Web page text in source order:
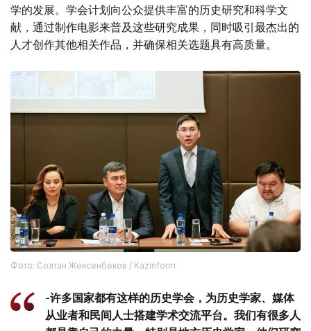
学的发展。学会计划向公众提供丰富的历史研究和科学文
献，通过制作电影来普及这些研究成果，同时吸引最杰出的
人才创作其他相关作品，并确保相关选题具有高质量。
Фото: Солтан Жексенбеков / Kazinform
-许多国家都有这样的历史学会，为历史学家、媒体
从业者和民间人士搭建学术交流平台。我们有很多人